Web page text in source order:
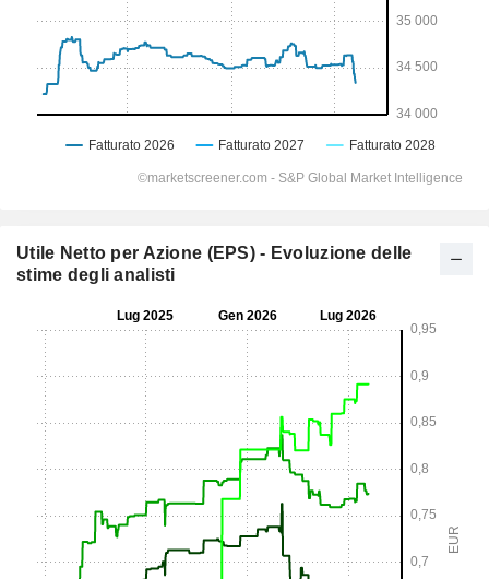
Utile Netto per Azione (EPS) - Evoluzione delle
stime degli analisti